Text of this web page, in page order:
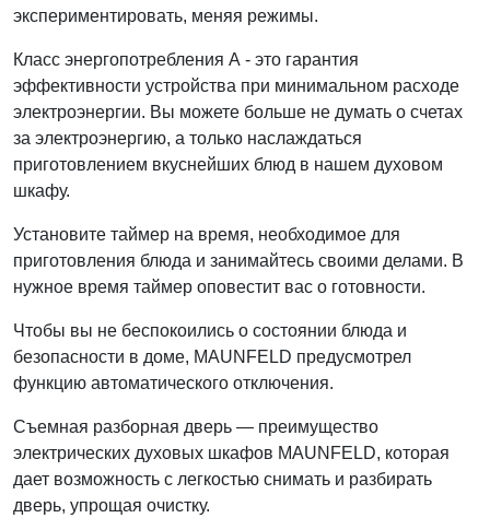
экспериментировать, меняя режимы.
Класс энергопотребления А - это гарантия
эффективности устройства при минимальном расходе
электроэнергии. Вы можете больше не думать о счетах
за электроэнергию, а только наслаждаться
приготовлением вкуснейших блюд в нашем духовом
шкафу.
Установите таймер на время, необходимое для
приготовления блюда и занимайтесь своими делами. В
нужное время таймер оповестит вас о готовности.
Чтобы вы не беспокоились о состоянии блюда и
безопасности в доме, MAUNFELD предусмотрел
функцию автоматического отключения.
Съемная разборная дверь — преимущество
электрических духовых шкафов MAUNFELD, которая
дает возможность с легкостью снимать и разбирать
дверь, упрощая очистку.